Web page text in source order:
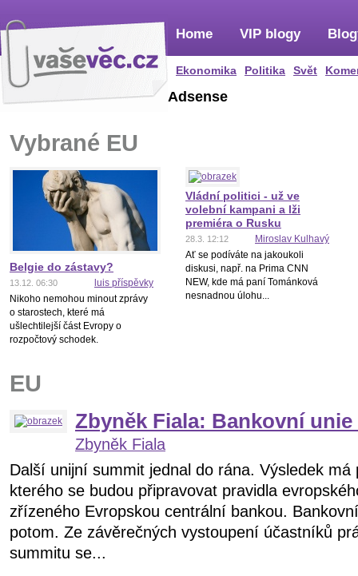
Home
Ekonomika Politika Svět
VIP blogy
Adsense
Vybrané EU
Belgie do zástavy?
13.12. 06:30
luis příspěvky
Nikoho nemohou minout zprávy
o starostech, které má
ušlechtilejší část Evropy o
rozpočtový schodek.
Vládní politici - už ve
volební kampani a lži
premiéra o Rusku
28.3. 12:12
Miroslav Kulhavý
Ať se podíváte na jakoukoli
diskusi, např. na Prima CNN
NEW, kde má paní Tománková
nesnadnou úlohu...
EU
Zbyněk Fiala: Bankovní unie
Zbyněk Fiala
Další unijní summit jednal do rána. Výsledek má
kterého se budou připravovat pravidla
zřízeného Evropskou centrální bankou.
potom. Ze závěrečných vystoupení účastníků
summitu se...